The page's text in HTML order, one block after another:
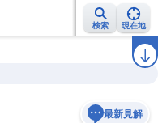
検索 現在地
ラ
最新見解